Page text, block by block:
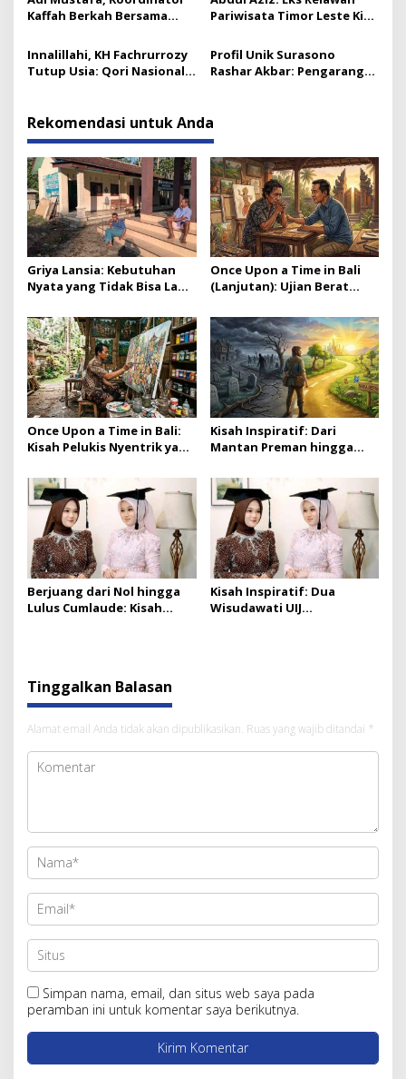
Kaffah Berkah Bersama
Pariwisata Timor Leste Kini
Innalillahi, KH Fachrurrozy
Tutup Usia: Qori Nasional
Profil Unik Surasono
Rashar Akbar: Pengarang
Perjalanan Spiritualnya
Rekomendasi untuk Anda
Griya Lansia: Kebutuhan
Nyata yang Tidak Bisa Lagi
Once Upon a Time in Bali
(Lanjutan): Ujian Berat
Pekerjaan
Once Upon a Time in Bali:
Kisah Pelukis Nyentrik yang
Kisah Inspiratif: Dari
Mantan Preman hingga
‘Kunci’ Istri & Matikan AC
Saat Tamu Pribadi Datang
Berjuang dari Nol hingga
Lulus Cumlaude: Kisah
Kisah Inspiratif: Dua
Wisudawati UIJ
Tinggalkan Balasan
Alamat email Anda tidak akan dipublikasikan. Ruas yang wajib ditandai *
Simpan nama, email, dan situs web saya pada
peramban ini untuk komentar saya berikutnya.